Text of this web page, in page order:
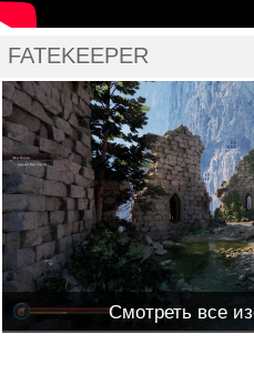
FATEKEEPER
Смотреть все